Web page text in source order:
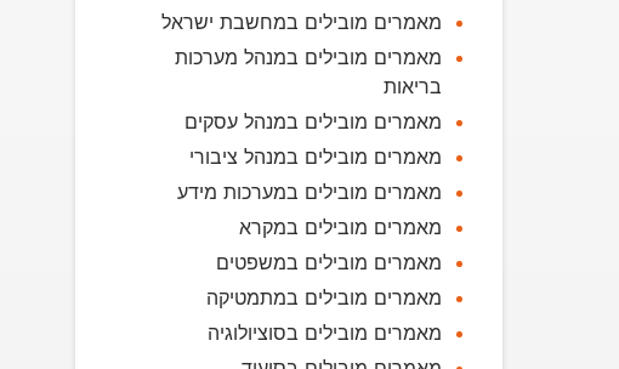
מאמרים מובילים במחשבת ישראל
מאמרים מובילים במנהל מערכות
בריאות
מאמרים מובילים במנהל עסקים
מאמרים מובילים במנהל ציבורי
מאמרים מובילים במערכות מידע
מאמרים מובילים במקרא
מאמרים מובילים במשפטים
מאמרים מובילים במתמטיקה
מאמרים מובילים בסוציולוגיה